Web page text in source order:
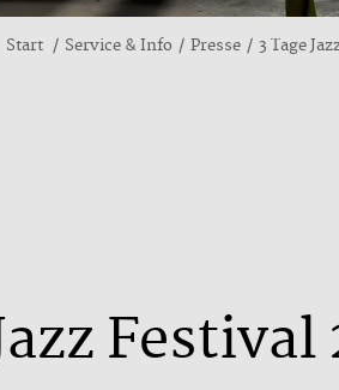
Start Service & Info Presse 3 Tage
Festival